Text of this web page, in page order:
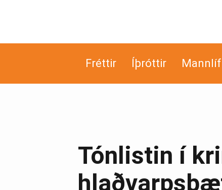
Fréttir Íþróttir Mannlíf
Tónlistin í